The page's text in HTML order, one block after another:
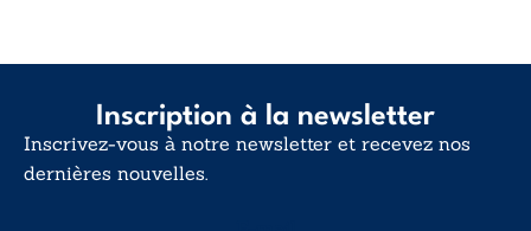
Inscription à la newsletter
Inscrivez-vous à notre newsletter et recevez nos
dernières nouvelles.